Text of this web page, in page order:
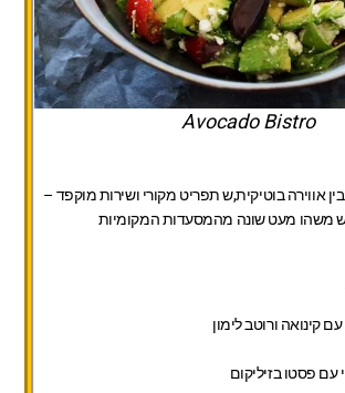
Avocado Bistro
אווירה בוטיקית,ש תפריט מקורי ושירות מוקפד –
משהו מעט שונה מהמסעדות המקומיות
קינואה ורוטב לימון
עם פסטו בזיליקום